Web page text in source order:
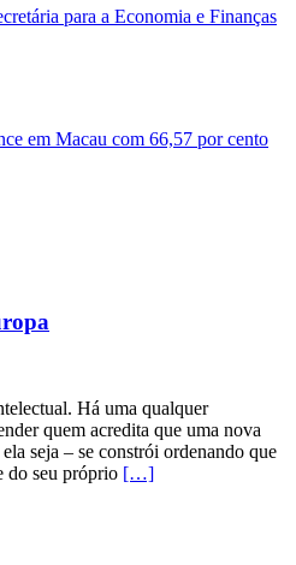
para a Economia e Finanças
em Macau com 66,57 por cento
Há uma qualquer
quem acredita que uma nova
seja – se constrói ordenando que
do seu próprio […]